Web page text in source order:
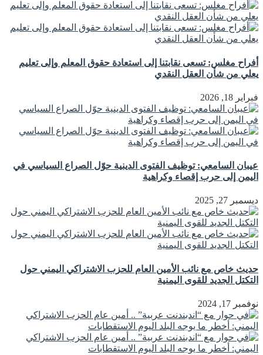
أفراح مغلس: تسعى نقابتنا إلى استعادة حقوق المعلم وإلى تعليم
يعلي من شأن العقل النقدي
فبراير 18, 2026
عيبان السامعي: توظيف الفتوى الدينية حوّل الصراع السياسي في
اليمن إلى حرب إقصاء وكراهية
ديسمبر 27, 2025
حديث خاص مع نائب الأمين العام للحزب الاشتراكي اليمني حول
التكتل الجديد للقوى اليمنية
نوفمبر 17, 2024